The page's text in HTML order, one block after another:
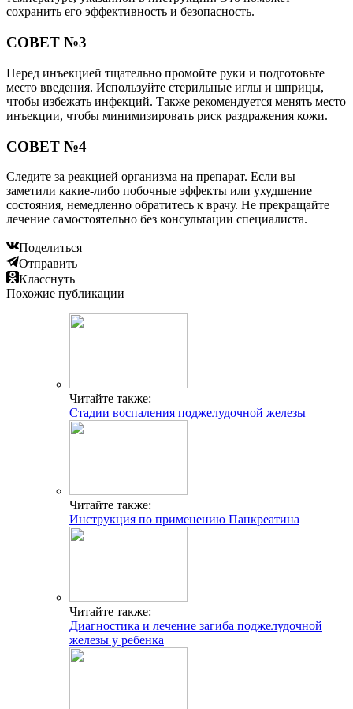
сохранить его эффективность и безопасность.
СОВЕТ №3
Перед инъекцией тщательно промойте руки и подготовьте
место введения. Используйте стерильные иглы и шприцы,
чтобы избежать инфекций. Также рекомендуется менять место
инъекции, чтобы минимизировать риск раздражения кожи.
СОВЕТ №4
Следите за реакцией организма на препарат. Если вы
заметили какие-либо побочные эффекты или ухудшение
состояния, немедленно обратитесь к врачу. Не прекращайте
лечение самостоятельно без консультации специалиста.
Поделиться
Отправить
Класснуть
Похожие публикации
Читайте также:
Стадии воспаления поджелудочной железы
Читайте также:
Инструкция по применению Панкреатина
Читайте также:
Диагностика и лечение загиба поджелудочной
железы у ребенка